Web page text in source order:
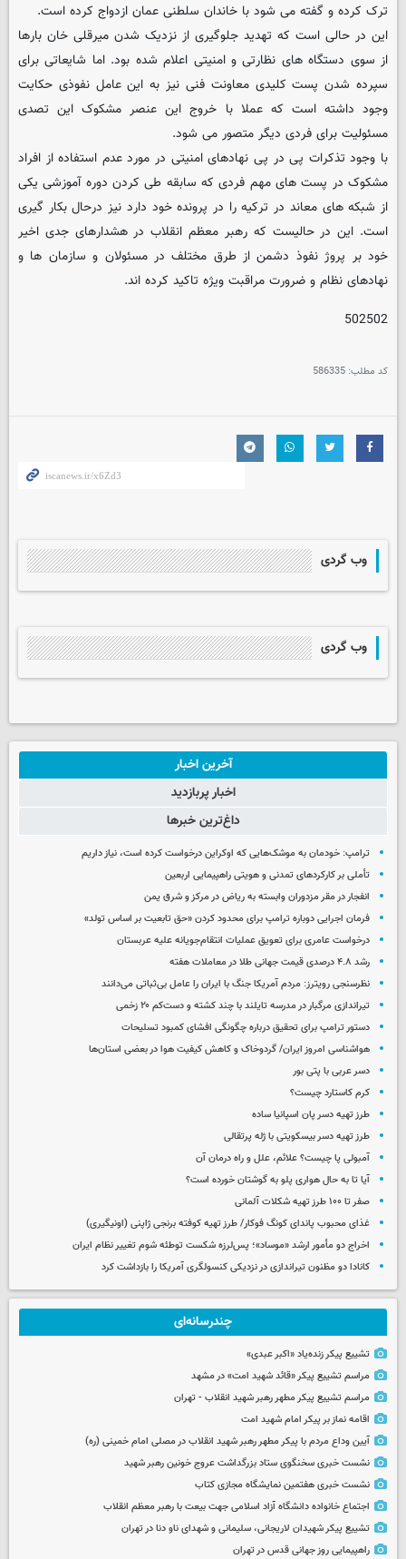
ترک کرده و گفته می شود با خاندان سلطنی عمان ازدواج کرده است.
این در حالی است که تهدید جلوگیری از نزدیک شدن میرقلی خان بارها
از سوی دستگاه های نظارتی و امنیتی اعلام شده بود. اما شایعاتی برای
سپرده شدن پست کلیدی معاونت فنی نیز به این عامل نفوذی حکایت
وجود داشته است که عملا با خروج این عنصر مشکوک این تصدی
مسئولیت برای فردی دیگر متصور می شود.
با وجود تذکرات پی در پی نهادهای امنیتی در مورد عدم استفاده از افراد
مشکوک در پست های مهم فردی که سابقه طی کردن دوره آموزشی یکی
از شبکه های معاند در ترکیه را در پرونده خود دارد نیز درحال بکار گیری
است. این در حالیست که رهبر معظم انقلاب در هشدارهای جدی اخیر
خود بر پروژ نفوذ دشمن از طرق مختلف در مسئولان و سازمان ها و
نهادهای نظام و ضرورت مراقبت ویژه تاکید کرده اند.
502502
کد مطلب: 586335
وب گردی
وب گردی
آخرین اخبار
اخبار پربازدید
داغ‌ترین خبرها
ترامپ: خودمان به موشک‌هایی که اوکراین درخواست کرده است، نیاز داریم
تأملی بر کارکردهای تمدنی و هویتی راهپیمایی اربعین
انفجار در مقر مزدوران وابسته به ریاض در مرکز و شرق یمن
فرمان اجرایی دوباره ترامپ برای محدود کردن «حق تابعیت بر اساس تولد»
درخواست عامری برای تعویق عملیات انتقام‌جویانه علیه عربستان
رشد ۴.۸ درصدی قیمت جهانی طلا در معاملات هفته
نظرسنجی رویترز: مردم آمریکا جنگ با ایران را عامل بی‌ثباتی می‌دانند
تیراندازی مرگبار در مدرسه‌ تایلند با چند کشته و دست‌کم ۲۰ زخمی
دستور ترامپ برای تحقیق درباره چگونگی افشای کمبود تسلیحات
هواشناسی امروز ایران/ گردوخاک و کاهش کیفیت هوا در بعضی استان‌ها
دسر عربی با پتی بور
کرم کاستارد چیست؟
طرز تهیه دسر پان اسپانیا ساده
طرز تهیه دسر بیسکویتی با ژله پرتقالی
آمبولی پا چیست؟ علائم، علل و راه درمان آن
آیا تا به حال هواری پلو به گوشتان خورده است؟
صفر تا ۱۰۰ طرز تهیه شکلات آلمانی
غذای محبوب پاندای کونگ فوکار/ طرز تهیه کوفته برنجی ژاپنی (اونیگیری)
اخراج دو مأمور ارشد «موساد»؛ پس‌لرزه شکست توطئه شوم تغییر نظام ایران
کانادا دو مظنون تیراندازی در نزدیکی کنسولگری آمریکا را بازداشت کرد
چندرسانه‌ای
تشییع پیکر زنده‌یاد «اکبر عبدی»
مراسم تشییع پیکر «قائد شهید امت» در مشهد
مراسم تشییع پیکر مطهر رهبر شهید انقلاب - تهران
اقامه نماز بر پیکر امام شهید امت
آیین وداع مردم با پیکر مطهر رهبر شهید انقلاب در مصلی امام خمینی (ره)
نشست خبری سخنگوی ستاد بزرگداشت عروج خونین رهبر شهید
نشست خبری هفتمین نمایشگاه مجازی کتاب
اجتماع خانواده دانشگاه آزاد اسلامی جهت بیعت با رهبر معظم انقلاب
تشییع پیکر شهیدان لاریجانی، سلیمانی و شهدای ناو دنا در تهران
راهپیمایی روز جهانی قدس در تهران